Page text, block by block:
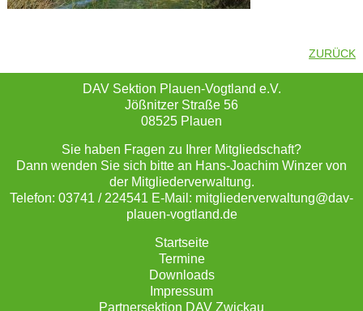
ZURÜCK
DAV Sektion Plauen-Vogtland e.V.
Jößnitzer Straße 56
08525 Plauen
Sie haben Fragen zu Ihrer Mitgliedschaft?
Dann wenden Sie sich bitte an Hans-Joachim Winzer von
der Mitgliederverwaltung.
Telefon: 03741 / 224541 E-Mail: mitgliederverwaltung@dav-
plauen-vogtland.de
Startseite
Termine
Downloads
Impressum
Partnersektion DAV Zwickau